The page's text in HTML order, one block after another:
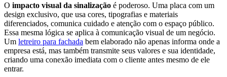
O impacto visual da sinalização é poderoso. Uma placa com um
design exclusivo, que usa cores, tipografias e materiais
diferenciados, comunica cuidado e atenção com o espaço público.
Essa mesma lógica se aplica à comunicação visual de um negócio.
Um letreiro para fachada bem elaborado não apenas informa onde a
empresa está, mas também transmite seus valores e sua identidade,
criando uma conexão imediata com o cliente antes mesmo de ele
entrar.